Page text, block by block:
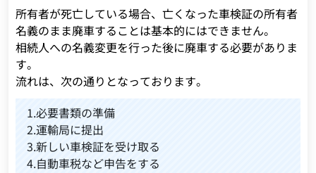
所有者が死亡している場合、亡くなった車検証の所有者
名義のまま廃車することは基本的にはできません。
相続人への名義変更を行った後に廃車する必要がありま
す。
流れは、次の通りとなっております。
1.必要書類の準備
2.運輸局に提出
3.新しい車検証を受け取る
4.自動車税など申告をする